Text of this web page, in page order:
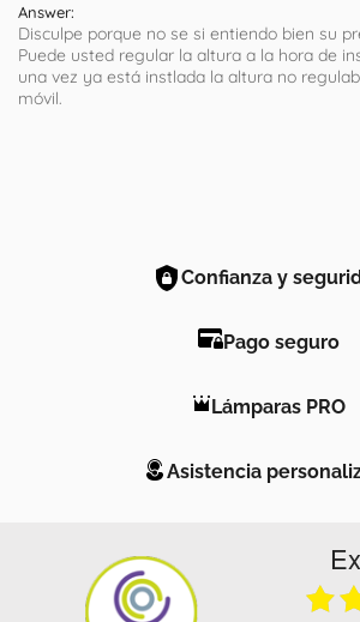
Answer:
Disculpe porque no se si entiendo bien su
Puede usted regular la altura a la hora de
una vez ya está instlada la altura no
móvil.
Confianza y
Pago seguro
Lámparas PRO
Asistencia